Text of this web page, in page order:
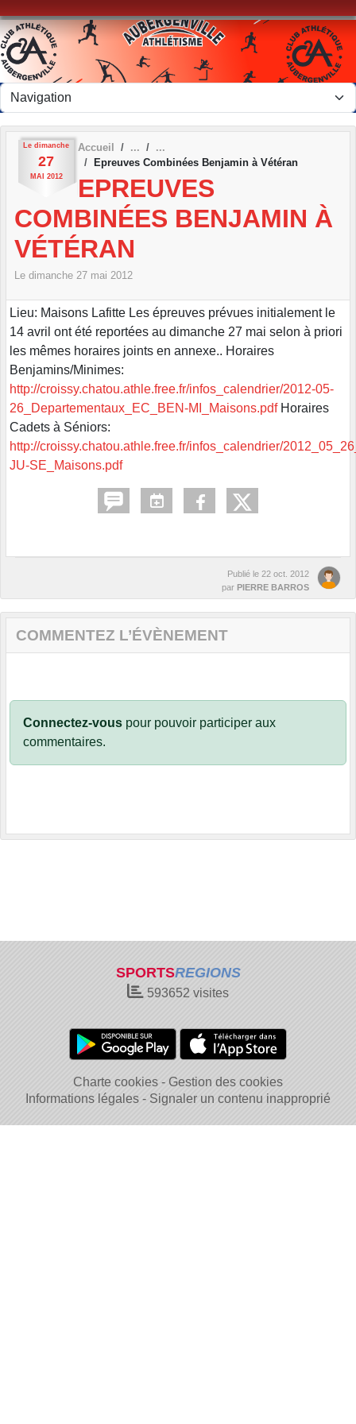
Le dimanche
27
MAI 2012
Accueil
Epreuves Combinées Benjamin à Vétéran
EPREUVES
COMBINÉES BENJAMIN À
VÉTÉRAN
Le dimanche 27 mai 2012
Lieu: Maisons Lafitte Les épreuves prévues initialement le
14 avril ont été reportées au dimanche 27 mai selon à priori
les mêmes horaires joints en annexe.. Horaires
Benjamins/Minimes:
http://croissy.chatou.athle.free.fr/infos_calendrier/2012-05-
26_Departementaux_EC_BEN-MI_Maisons.pdfHoraires
Cadets à Séniors:
http://croissy.chatou.athle.free.fr/infos_calendrier/
JU-SE_Maisons.pdf
Publié le 22 oct. 2012
par PIERRE BARROS
COMMENTEZ L’ÉVÈNEMENT
Connectez-vous pour pouvoir participer aux
commentaires.
SPORTSREGIONS
593652 visites
Charte cookies
Gestion des cookies
Informations légales
Signaler un contenu inapproprié